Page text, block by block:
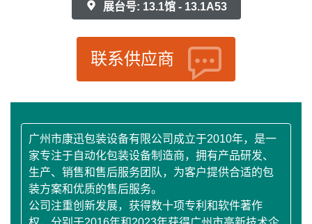
展台号: 13.1馆 - 13.1A53
联系供应商
广州市康迅包装设备有限公司成立于2010年，是一
家专注于自动化包装设备制造商，拥有产品研发、
生产、销售和售后服务团队，为客户提供合适的包
装方案和优质的售后服务。
公司注重创新发展，获得数十项专利和软件著作